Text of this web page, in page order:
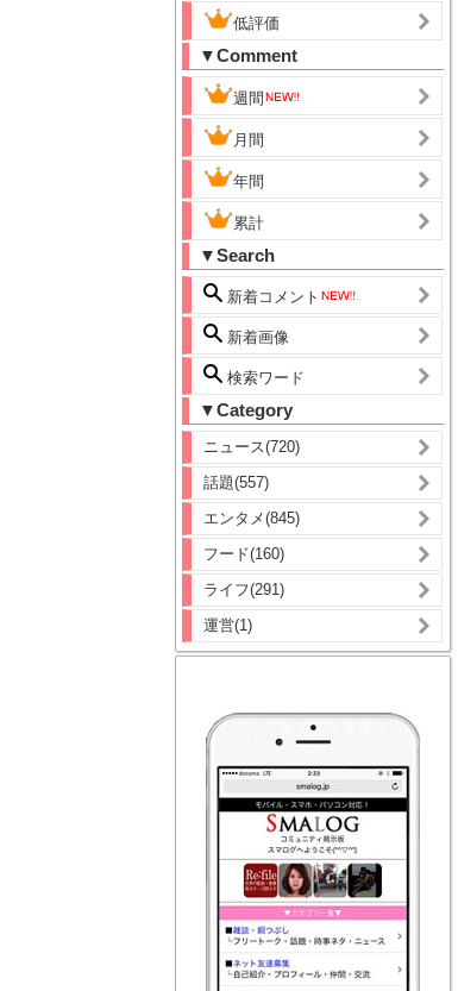
低評価
▼Comment
週間
月間
年間
累計
▼Search
新着コメント
新着画像
検索ワード
▼Category
ニュース(720)
話題(557)
エンタメ(845)
フード(160)
ライフ(291)
運営(1)